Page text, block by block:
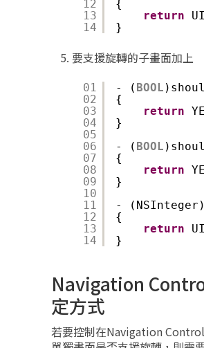
12
13
14
{
return
}
要支援旋轉的子畫面加上
01
02
03
04
05
06
07
08
09
10
11
12
13
14
- ( BOOL
{
return
}
- ( BOOL
{
return
}
-
{
return
}
Navigation
定方式
若要控制在Navigation